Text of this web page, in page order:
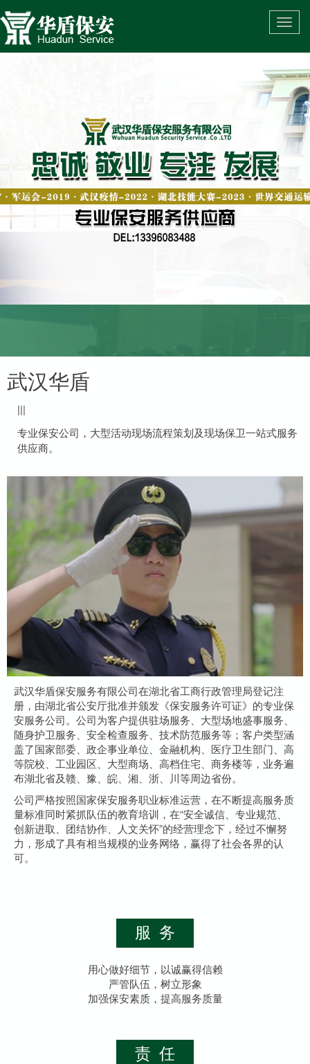
武
汉
华
盾
保
安
公
司
武汉华盾
|||
专业保安公司，大型活动现场流程策划及现场保卫一站式服务
供应商。
武汉华盾保安服务有限公司在湖北省工商行政管理局登记注
册，由湖北省公安厅批准并颁发《保安服务许可证》的专业保
安服务公司。公司为客户提供驻场服务、大型场地盛事服务、
随身护卫服务、安全检查服务、技术防范服务等；客户类型涵
盖了国家部委、政企事业单位、金融机构、医疗卫生部门、高
等院校、工业园区、大型商场、高档住宅、商务楼等，业务遍
布湖北省及赣、豫、皖、湘、浙、川等周边省份。
公司严格按照国家保安服务职业标准运营，在不断提高服务质
量标准同时紧抓队伍的教育培训，在“安全诚信、专业规范、
创新进取、团结协作、人文关怀”的经营理念下，经过不懈努
力，形成了具有相当规模的业务网络，赢得了社会各界的认
可。
服务
用心做好细节，以诚赢得信赖
严管队伍，树立形象
加强保安素质，提高服务质量
责任